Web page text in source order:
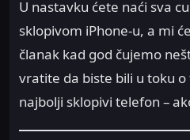
U nastavku ćete naći sva
sklopivom iPhone-u, a mi
članak kad god čujemo
vratite da biste bili u toku
najbolji sklopivi telefon –